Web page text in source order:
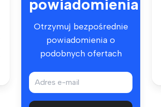
powiadomienia
Otrzymuj bezpośrednie
powiadomienia o
podobnych ofertach